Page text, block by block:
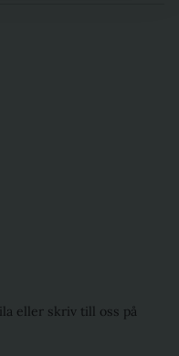
eller skriv till oss på